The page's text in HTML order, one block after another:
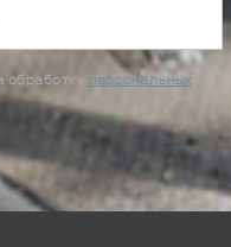
обработку персональных